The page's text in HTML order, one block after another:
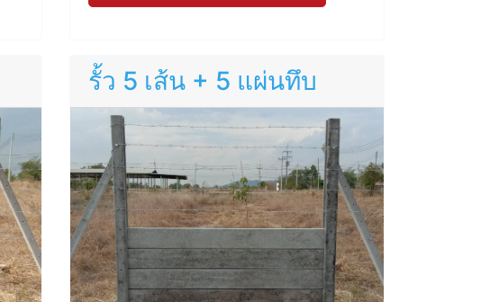
รั้ว 5 เส้น + 5 แผ่นทึบ